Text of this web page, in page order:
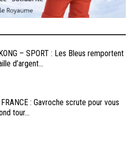
– SPORT : Les Bleus remportent
d’argent...
: Gavroche scrute pour vous
tour...